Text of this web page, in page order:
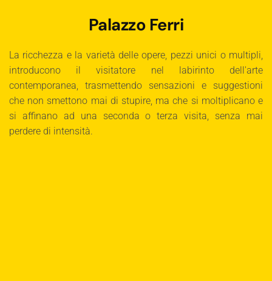
Palazzo Ferri
La ricchezza e la varietà delle opere, pezzi unici o multipli,
introducono il visitatore nel labirinto dell'arte
contemporanea, trasmettendo sensazioni e suggestioni
che non smettono mai di stupire, ma che si moltiplicano e
si affinano ad una seconda o terza visita, senza mai
perdere di intensità.